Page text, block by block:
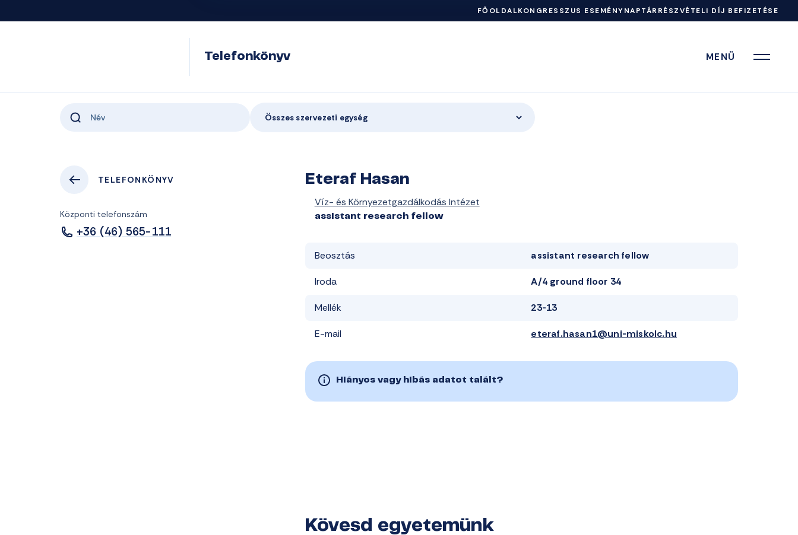
FŐOLDALKONGRESSZUS ESEMÉNYNAPTÁRRÉSZVÉTELI DÍJ BEFIZETÉSE
Telefonkönyv MENÜ
Összes szervezeti egység
TELEFONKÖNYV
Központi telefonszám
+36 (46) 565-111
Eteraf Hasan
Víz- és Környezetgazdálkodás Intézet
assistant research fellow
Beosztás assistant research fellow
Iroda A/4 ground floor 34
Mellék 23-13
E-mail eteraf.hasan1@uni-miskolc.hu
Hiányos vagy hibás adatot talált?
Kövesd egyetemünk